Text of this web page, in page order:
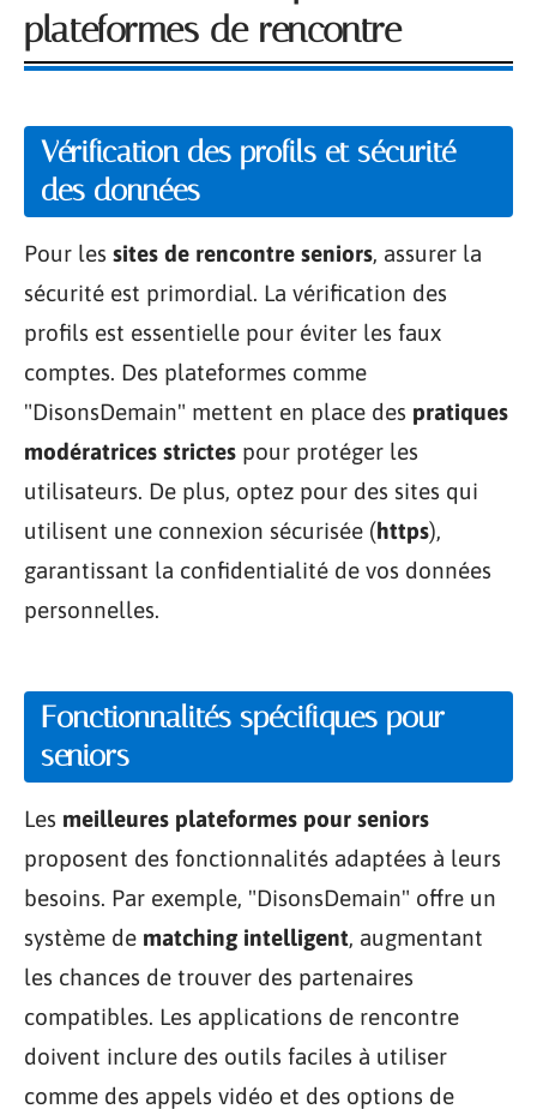
plateformes de rencontre
Vérification des profils et sécurité
des données
Pour les sites de rencontre seniors, assurer la
sécurité est primordial. La vérification des
profils est essentielle pour éviter les faux
comptes. Des plateformes comme
"DisonsDemain" mettent en place des pratiques
modératrices strictes pour protéger les
utilisateurs. De plus, optez pour des sites qui
utilisent une connexion sécurisée (https),
garantissant la confidentialité de vos données
personnelles.
Fonctionnalités spécifiques pour
seniors
Les meilleures plateformes pour seniors
proposent des fonctionnalités adaptées à leurs
besoins. Par exemple, "DisonsDemain" offre un
système de matching intelligent, augmentant
les chances de trouver des partenaires
compatibles. Les applications de rencontre
doivent inclure des outils faciles à utiliser
comme des appels vidéo et des options de